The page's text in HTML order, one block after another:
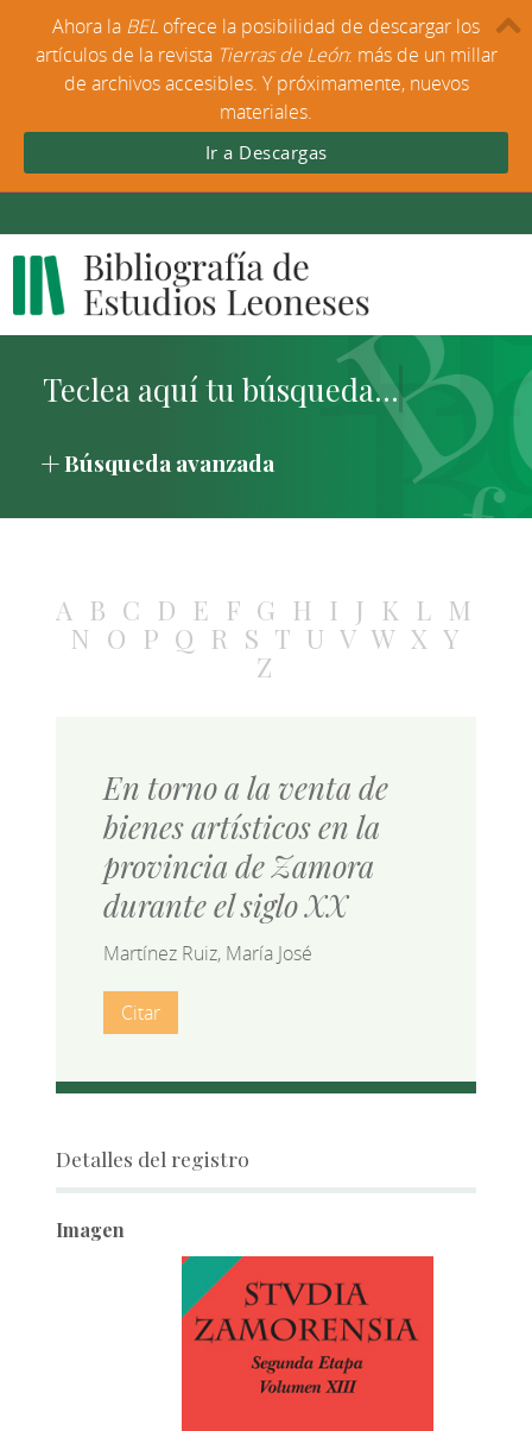
Búsqueda avanzada
A B C D E F G H I J K L M
N O P Q R S T U V W X Y
Z
En torno a la venta de
bienes artísticos en la
provincia de Zamora
durante el siglo XX
Martínez Ruiz, María José
Citar
Detalles del registro
Imagen
Ahora la BEL ofrece la posibilidad de descargar los
artículos de la revista Tierras de León: más de un millar
de archivos accesibles. Y próximamente, nuevos
materiales.
Ir a Descargas